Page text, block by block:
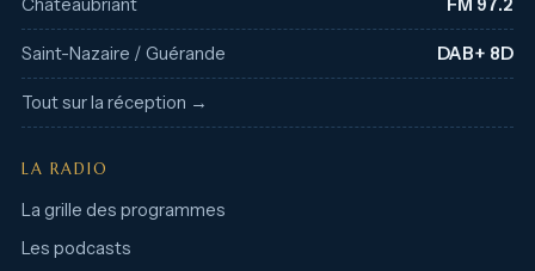
Saint-Nazaire / Guérande DAB+ 8D
Tout sur la réception →
LA RADIO
La grille des programmes
Les podcasts